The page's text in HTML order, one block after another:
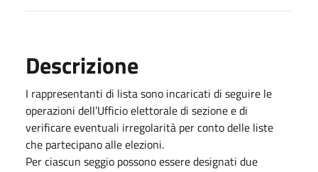
Descrizione
I rappresentanti di lista sono incaricati di seguire le
operazioni dell’Ufficio elettorale di sezione e di
verificare eventuali irregolarità per conto delle liste
che partecipano alle elezioni.
Per ciascun seggio possono essere designati due